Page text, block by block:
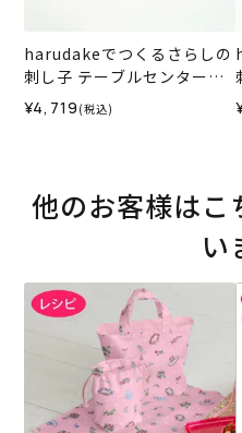
harudakeでつくるさらしの
刺し子 テーブルセンター＆
コースター＜N1＞（材料セ
ット）
¥4,719 (税込)
他のお客様はこ
い